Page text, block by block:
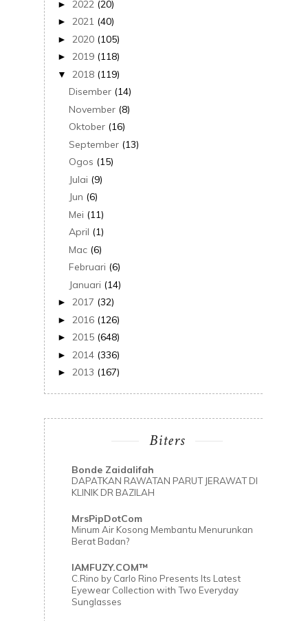
► 2022 (20)
► 2021 (40)
► 2020 (105)
► 2019 (118)
▼ 2018 (119)
Disember (14)
November (8)
Oktober (16)
September (13)
Ogos (15)
Julai (9)
Jun (6)
Mei (11)
April (1)
Mac (6)
Februari (6)
Januari (14)
► 2017 (32)
► 2016 (126)
► 2015 (648)
► 2014 (336)
► 2013 (167)
Biters
Bonde Zaidalifah
DAPATKAN RAWATAN PARUT JERAWAT DI
KLINIK DR BAZILAH
MrsPipDotCom
Minum Air Kosong Membantu Menurunkan
Berat Badan?
IAMFUZY.COM™
C.Rino by Carlo Rino Presents Its Latest
Eyewear Collection with Two Everyday
Sunglasses